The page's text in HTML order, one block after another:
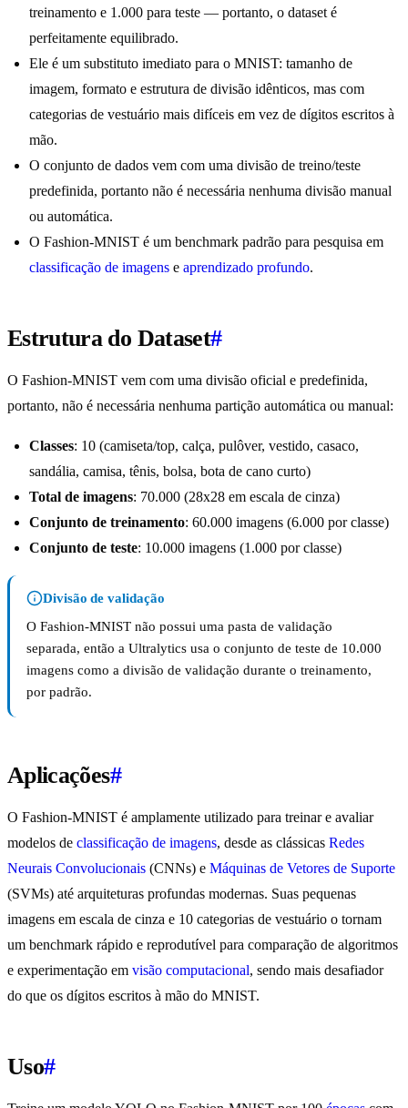
treinamento e 1.000 para teste — portanto, o dataset é
perfeitamente equilibrado.
Ele é um substituto imediato para o MNIST: tamanho de
imagem, formato e estrutura de divisão idênticos, mas com
categorias de vestuário mais difíceis em vez de dígitos escritos à
mão.
O conjunto de dados vem com uma divisão de treino/teste
predefinida, portanto não é necessária nenhuma divisão manual
ou automática.
O Fashion-MNIST é um benchmark padrão para pesquisa em
classificação de imagens e aprendizado profundo.
Estrutura do Dataset#
O Fashion-MNIST vem com uma divisão oficial e predefinida,
portanto, não é necessária nenhuma partição automática ou manual:
Classes: 10 (camiseta/top, calça, pulôver, vestido, casaco,
sandália, camisa, tênis, bolsa, bota de cano curto)
Total de imagens: 70.000 (28x28 em escala de cinza)
Conjunto de treinamento: 60.000 imagens (6.000 por classe)
Conjunto de teste: 10.000 imagens (1.000 por classe)
Divisão de validação
O Fashion-MNIST não possui uma pasta de validação
separada, então a Ultralytics usa o conjunto de teste de 10.000
imagens como a divisão de validação durante o treinamento,
por padrão.
Aplicações#
O Fashion-MNIST é amplamente utilizado para treinar e avaliar
modelos de classificação de imagens, desde as clássicas Redes
Neurais Convolucionais (CNNs) e Máquinas de Vetores de Suporte
(SVMs) até arquiteturas profundas modernas. Suas pequenas
imagens em escala de cinza e 10 categorias de vestuário o tornam
um benchmark rápido e reprodutível para comparação de algoritmos
e experimentação em visão computacional, sendo mais desafiador
do que os dígitos escritos à mão do MNIST.
Uso#